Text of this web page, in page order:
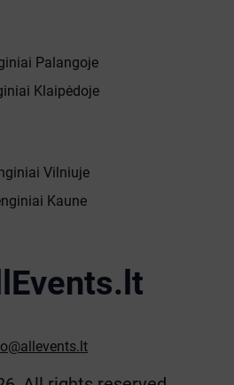
Vilniuje
Kaune
Palangoje
Klaipėdoje